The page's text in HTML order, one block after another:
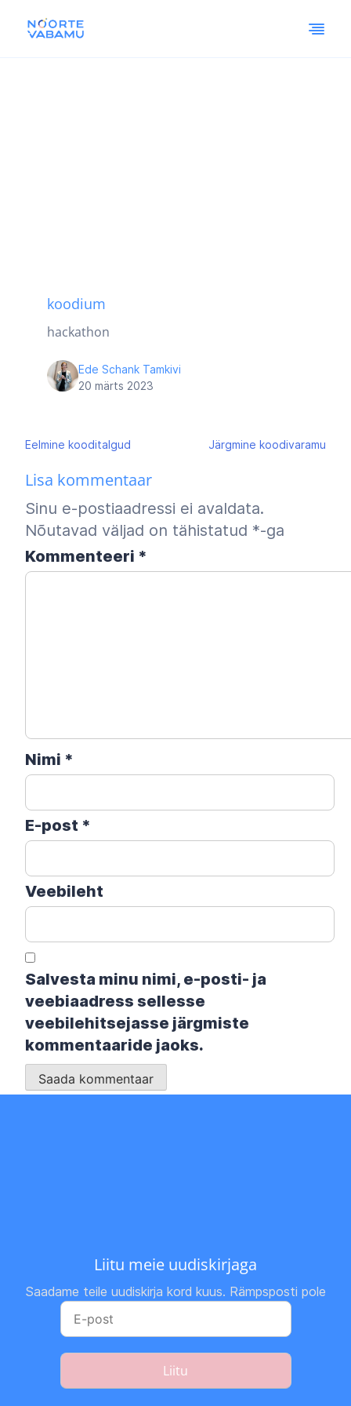
koodium
hackathon
Ede Schank Tamkivi
20 märts 2023
Navigeerimine
Eelmine kooditalgud Järgmine koodivaramu
Lisa kommentaar
Sinu e-postiaadressi ei avaldata.
Nõutavad väljad on tähistatud *-ga
Kommenteeri *
Nimi *
E-post *
Veebileht
Salvesta minu nimi, e-posti- ja
veebiaadress sellesse
veebilehitsejasse järgmiste
kommentaaride jaoks.
Liitu meie uudiskirjaga
Saadame teile uudiskirja kord kuus. Rämpsposti pole
Liitu